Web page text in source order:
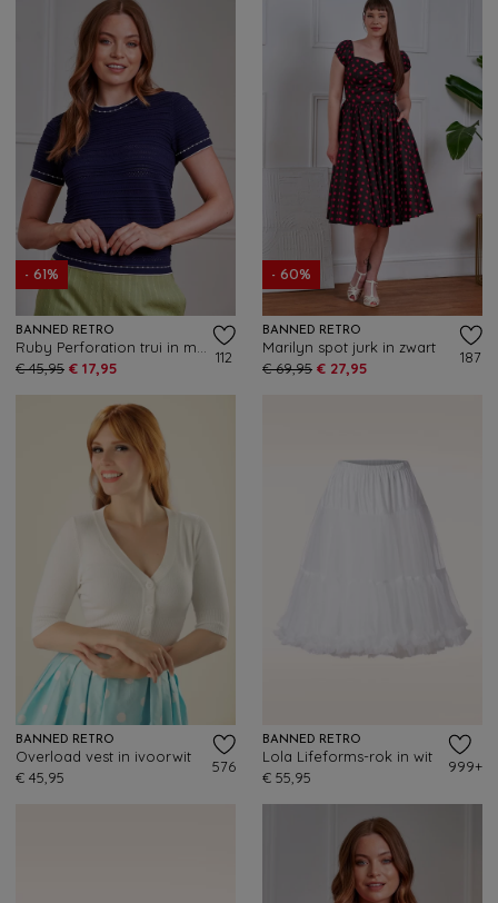
- 61%
BANNED RETRO
€ 45,95 € 17,95
112
- 60%
BANNED RETRO
Marilyn spot jurk in zwart
€ 69,95 € 27,95
187
BANNED RETRO
Overload vest in ivoorwit
€ 45,95
576
BANNED RETRO
Lola Lifeforms-rok in wit
€ 55,95
999+